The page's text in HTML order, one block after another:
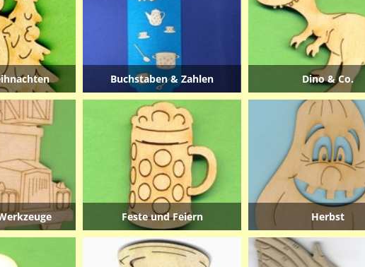
Herbst
Buchstaben & Zahlen Dino & Co.
Feste und Feiern